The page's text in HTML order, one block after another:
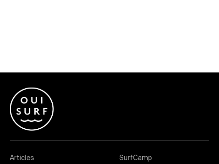
Articles SurfCamp